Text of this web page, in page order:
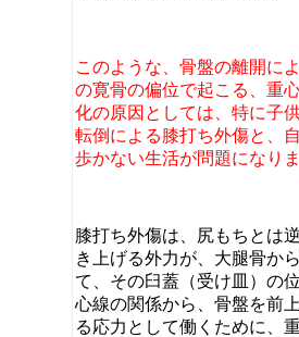
このような、骨盤の離開に
の寛骨の偏位で起こる、重
化の原因としては、特に子
転倒による膝打ち外傷と、
歩かない生活が問題になりま
膝打ち外傷は、尻もちとは
き上げる外力が、大腿骨か
て、その臼蓋（受け皿）の
心線の関係から、骨盤を前
る応力として働くために、